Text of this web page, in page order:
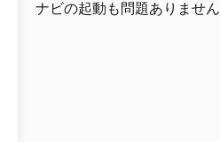
ナビの起動も問題ありません